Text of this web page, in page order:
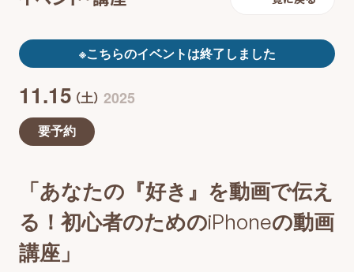
市駅前図書館
イベント・講座
※こちらのイベントは終了しました
11.15 （土） 2025
要予約
「あなたの『好き』を動画で伝え
る！初心者のためのiPhoneの動画
講座」